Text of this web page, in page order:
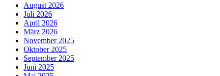
August 2026
Juli 2026
April 2026
März 2026
November 2025
Oktober 2025
September 2025
Juni 2025